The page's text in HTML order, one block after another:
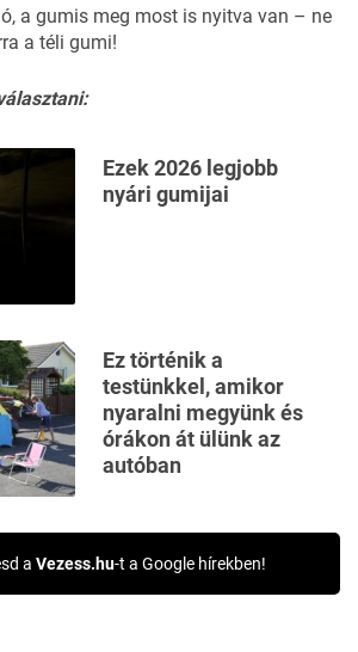
a gumis meg most is nyitva van – ne
a téli gumi!
Ezek 2026 legjobb
nyári gumijai
Ez történik a
testünkkel, amikor
nyaralni megyünk és
órákon át ülünk az
autóban
a Vezess.hu-t a Google hírekben!